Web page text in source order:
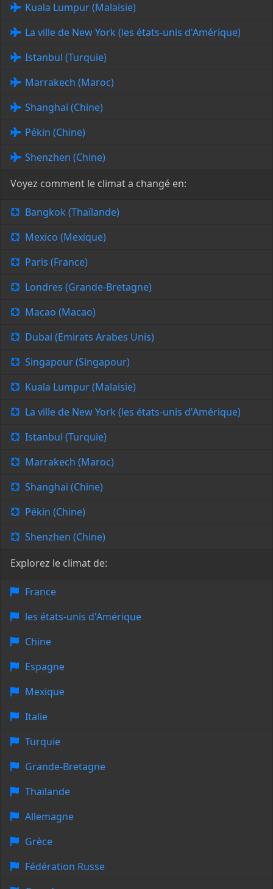
Kuala Lumpur (Malaisie)
La ville de New York (les états-unis d'Amérique)
Istanbul (Turquie)
Marrakech (Maroc)
Shanghai (Chine)
Pékin (Chine)
Shenzhen (Chine)
Voyez comment le climat a changé en:
Bangkok (Thaïlande)
Mexico (Mexique)
Paris (France)
Londres (Grande-Bretagne)
Macao (Macao)
Dubai (Emirats Arabes Unis)
Singapour (Singapour)
Kuala Lumpur (Malaisie)
La ville de New York (les états-unis d'Amérique)
Istanbul (Turquie)
Marrakech (Maroc)
Shanghai (Chine)
Pékin (Chine)
Shenzhen (Chine)
Explorez le climat de:
France
les états-unis d'Amérique
Chine
Espagne
Mexique
Italie
Turquie
Grande-Bretagne
Thaïlande
Allemagne
Grèce
Fédération Russe